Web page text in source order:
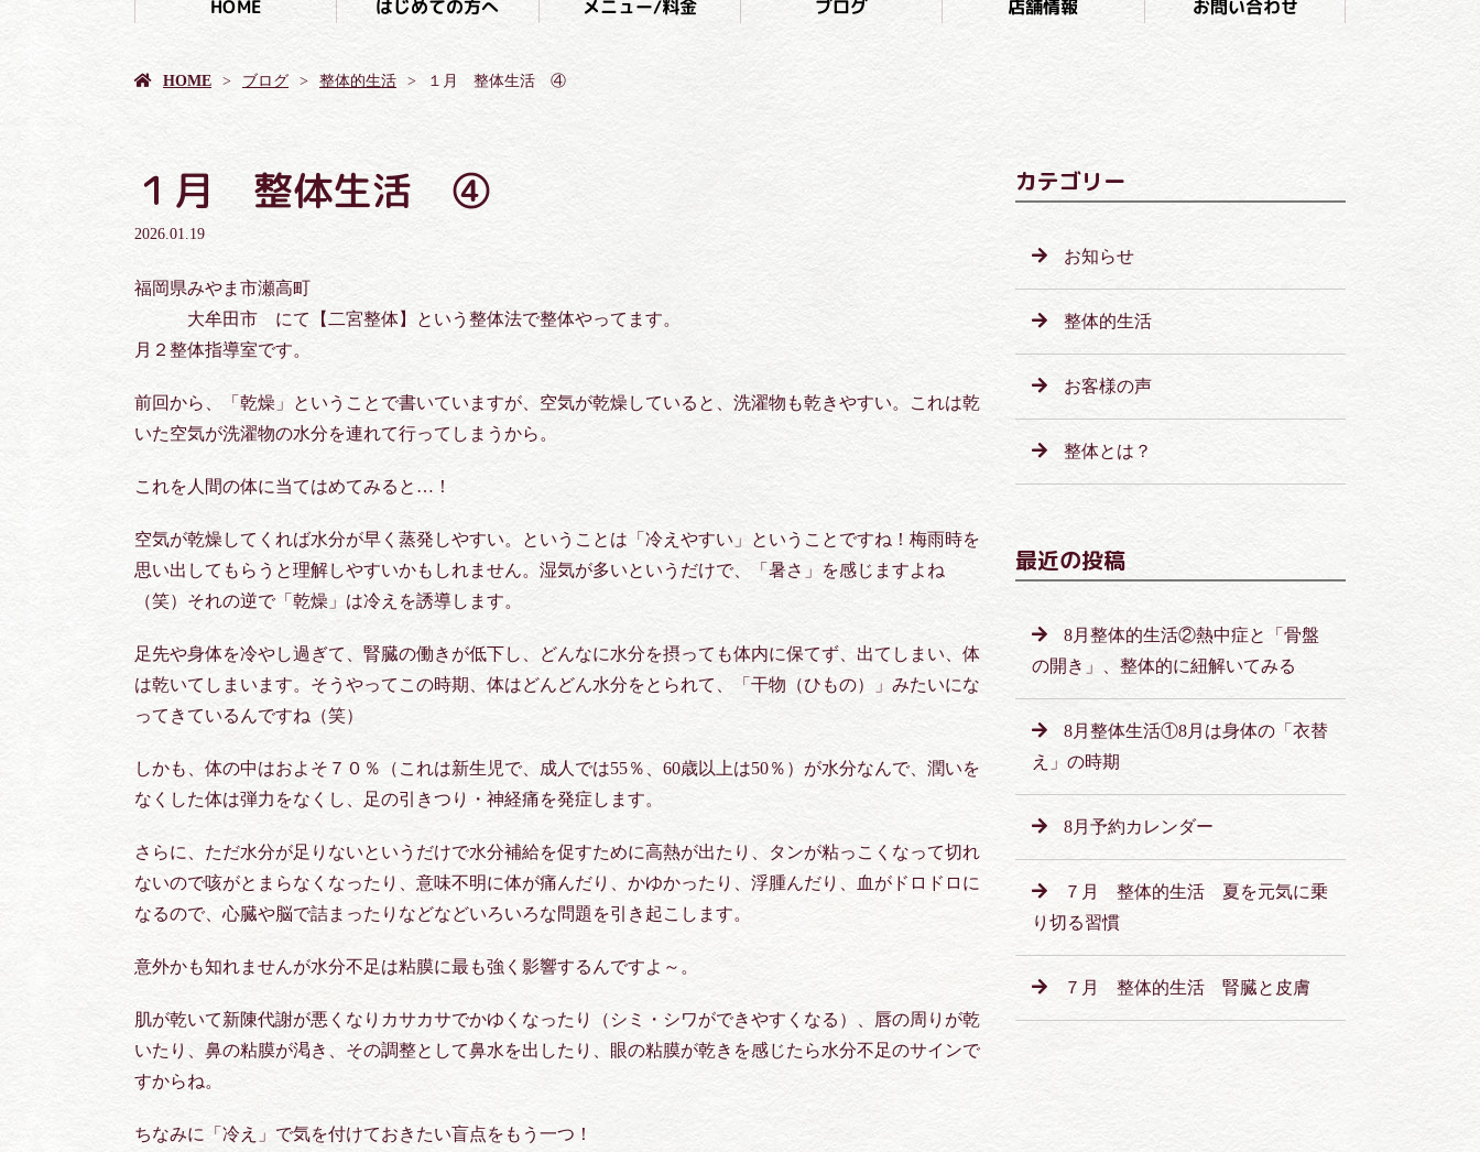
HOME はじめての方へ メニュー/料金 ブログ 店舗情報 お問い合わせ
HOME ブログ 整体的生活 １月 整体生活 ④
１月 整体生活 ④
2026.01.19
福岡県みやま市瀬高町
大牟田市 にて【二宮整体】という整体法で整体やってます。
月２整体指導室です。
前回から、「乾燥」ということで書いていますが、空気が乾燥していると、洗濯物も乾きやすい。これは乾
いた空気が洗濯物の水分を連れて行ってしまうから。
これを人間の体に当てはめてみると…！
空気が乾燥してくれば水分が早く蒸発しやすい。ということは「冷えやすい」ということですね！梅雨時を
思い出してもらうと理解しやすいかもしれません。湿気が多いというだけで、「暑さ」を感じますよね
（笑）それの逆で「乾燥」は冷えを誘導します。
足先や身体を冷やし過ぎて、腎臓の働きが低下し、どんなに水分を摂っても体内に保てず、出てしまい、体
は乾いてしまいます。そうやってこの時期、体はどんどん水分をとられて、「干物（ひもの）」みたいにな
ってきているんですね（笑）
しかも、体の中はおよそ７０％（これは新生児で、成人では55％、60歳以上は50％）が水分なんで、潤いを
なくした体は弾力をなくし、足の引きつり・神経痛を発症します。
さらに、ただ水分が足りないというだけで水分補給を促すために高熱が出たり、タンが粘っこくなって切れ
ないので咳がとまらなくなったり、意味不明に体が痛んだり、かゆかったり、浮腫んだり、血がドロドロに
なるので、心臓や脳で詰まったりなどなどいろいろな問題を引き起こします。
意外かも知れませんが水分不足は粘膜に最も強く影響するんですよ～。
肌が乾いて新陳代謝が悪くなりカサカサでかゆくなったり（シミ・シワができやすくなる）、唇の周りが乾
いたり、鼻の粘膜が渇き、その調整として鼻水を出したり、眼の粘膜が乾きを感じたら水分不足のサインで
すからね。
ちなみに「冷え」で気を付けておきたい盲点をもう一つ！
カテゴリー
お知らせ
整体的生活
お客様の声
整体とは？
最近の投稿
8月整体的生活②熱中症と「骨盤
の開き」、整体的に紐解いてみる
8月整体生活①8月は身体の「衣替
え」の時期
8月予約カレンダー
７月 整体的生活 夏を元気に乗
り切る習慣
７月 整体的生活 腎臓と皮膚